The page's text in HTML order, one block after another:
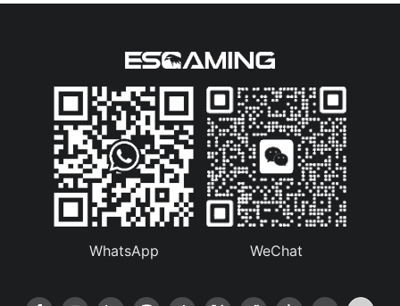
WhatsApp WeChat